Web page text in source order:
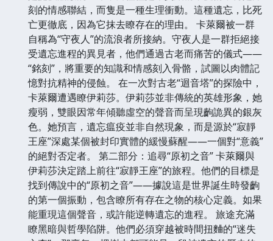
刻的情感聯結，而隻是一種生理衝動。這種遺忘，比死
亡更徹底，因為它抹去瞭存在的理由。 卡萊爾被一群
自稱為“守夜人”的流浪者所接納。守夜人是一群拒絕接
受遺忘進程的異見者，他們通過古老而痛苦的儀式——
“銘刻”，將重要的知識和情感刻入骨骼，試圖以肉體記
憶對抗精神的侵蝕。 在一次對古老“迴音塔”的探險中，
卡萊爾遭遇瞭伊莉莎。伊莉莎並非傳統的英雄形象，她
瘦弱，雙眼因常年傾聽虛空的聲音而呈現齣詭異的銀灰
色。她預言，遺忘瘟疫並非自然現象，而是源於“寂靜
王座”深處某個被封印實體的緩慢蘇醒——一個對“意義”
的絕對否定者。 第二部分：追尋“原初之音” 卡萊爾與
伊莉莎決定踏上前往“寂靜王座”的旅程。他們的目標是
找到傳說中的“原初之音”——據說這是世界誕生時發齣
的第一個振動，包含瞭所有存在之物的核心定義。如果
能重現這個聲音，或許能逆轉遺忘的進程。 旅途充滿
瞭黑暗與哲學陷阱。他們必須穿越被時間扭麯的“迷失